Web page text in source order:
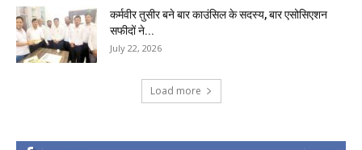
कर्मवीर तुसीर बने बार काउंसिल के सदस्य, बार एसोसिएशन
सफीदों ने...
July 22, 2026
Load more